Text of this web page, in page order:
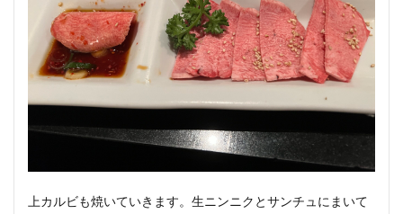
上カルビも焼いていきます。生ニンニクとサンチュにまいて